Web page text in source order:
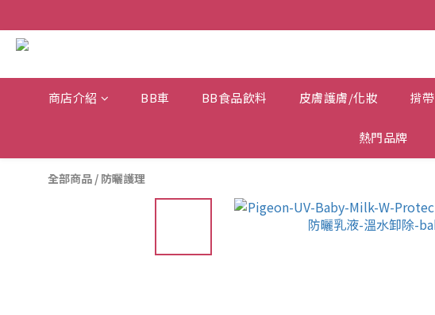
商店介紹 BB車 BB食品飲料 皮膚護膚/化妝 揹帶
熱門品牌
全部商品 / 防曬護理